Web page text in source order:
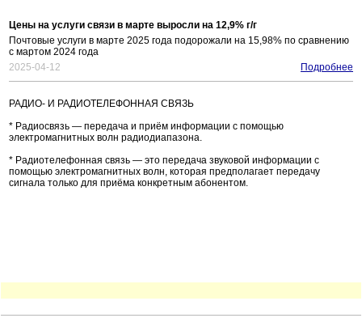
Цены на услуги связи в марте выросли на 12,9% г/г
Почтовые услуги в марте 2025 года подорожали на 15,98% по сравнению
с мартом 2024 года
2025-04-12
Подробнее
РАДИО- И РАДИОТЕЛЕФОННАЯ СВЯЗЬ
* Радиосвязь — передача и приём информации с помощью
электромагнитных волн радиодиапазона.
* Радиотелефонная связь — это передача звуковой информации с
помощью электромагнитных волн, которая предполагает передачу
сигнала только для приёма конкретным абонентом.